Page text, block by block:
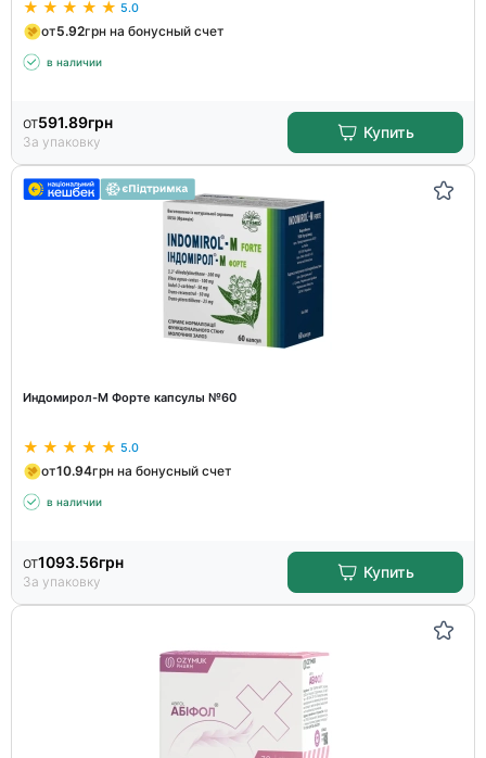
5.0
от5.92грн на бонусный счет
в наличии
от591.89грн
За упаковку
Купить
Индомирол-М Форте капсулы №60
5.0
от10.94грн на бонусный счет
в наличии
от1093.56грн
За упаковку
Купить